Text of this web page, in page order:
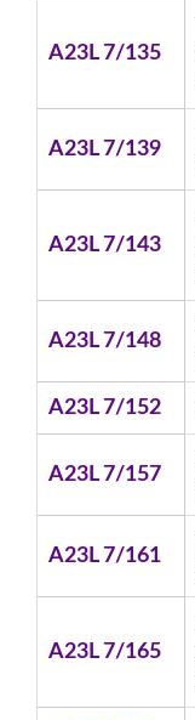
A23L 7/135
A23L 7/139
A23L 7/143
A23L 7/148
A23L 7/152
A23L 7/157
A23L 7/161
A23L 7/165